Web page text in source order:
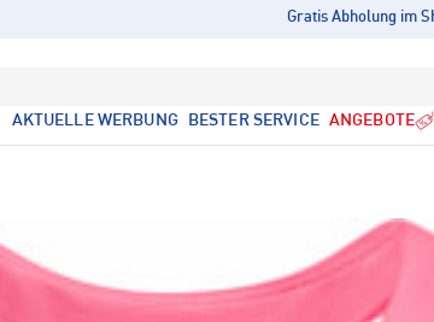
Gratis Abholung im
AKTUELLE WERBUNG BESTER SERVICE ANGEBOTE